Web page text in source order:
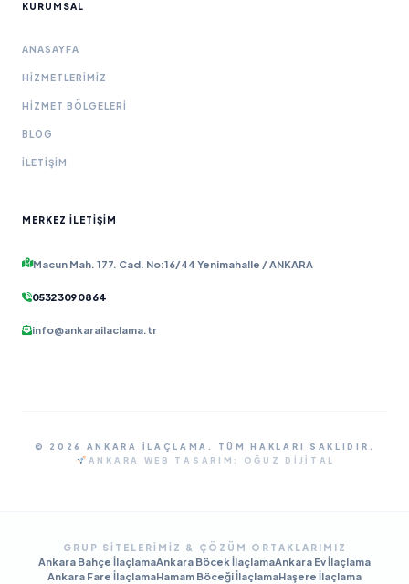
KURUMSAL
ANASAYFA
HIZMETLERIMIZ
HIZMET BÖLGELERI
BLOG
İLETIŞIM
MERKEZ İLETIŞIM
Macun Mah. 177. Cad. No:16/44 Yenimahalle / ANKARA
0532 309 08 64
info@ankarailaclama.tr
© 2026 ANKARA İLAÇLAMA. TÜM HAKLARI SAKLIDIR.
ANKARA WEB TASARIM:
OĞUZ DIJITAL
GRUP SITELERIMIZ & ÇÖZÜM ORTAKLARIMIZ
Ankara Bahçe İlaçlamaAnkara Böcek İlaçlamaAnkara Ev İlaçlama
Ankara Fare İlaçlamaHamam Böceği İlaçlamaHaşere İlaçlama